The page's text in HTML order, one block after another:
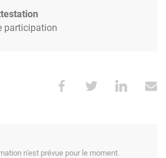
participation
n'est prévue pour le moment.